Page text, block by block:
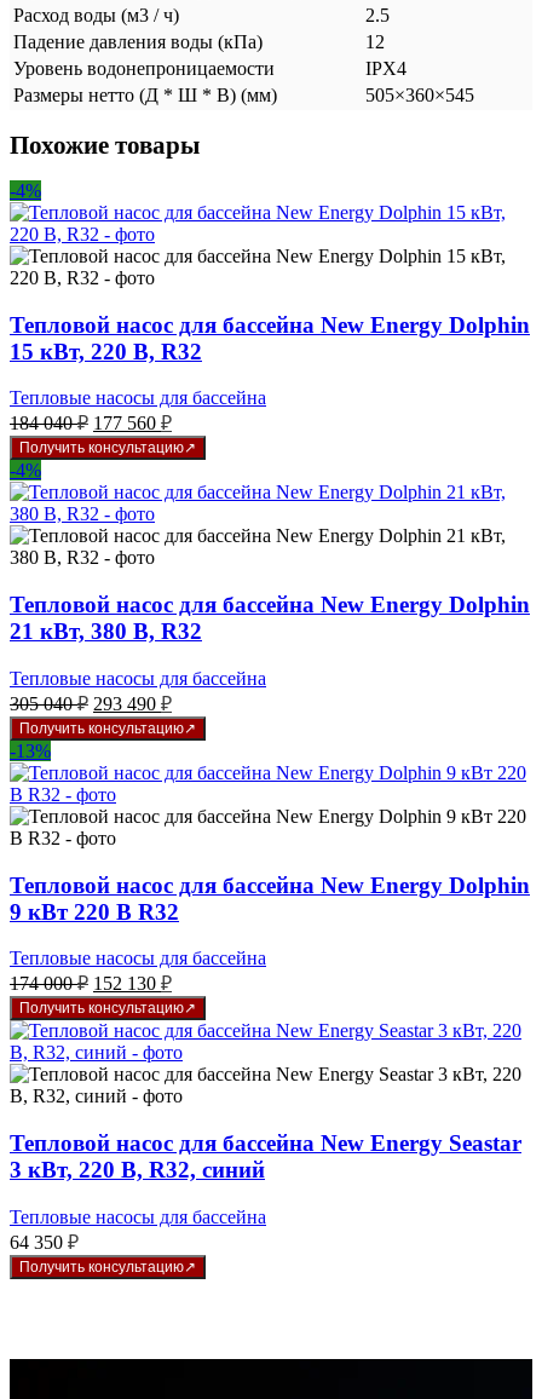
Расход воды (м3 / ч)
2.5
Падение давления воды (кПа)
12
Уровень водонепроницаемости
IPX4
Размеры нетто (Д * Ш * В) (мм)
505×360×545
Похожие товары
-4%
Тепловой насос для бассейна New Energy Dolphin
15 кВт, 220 В, R32
Тепловые насосы для бассейна
184 040₽ Первоначальная
цена
составляла
184
040 ₽.
177 560 ₽Текущая
цена:
177
560 ₽.
Получить консультацию
-4%
Тепловой насос для бассейна New Energy Dolphin
21 кВт, 380 В, R32
Тепловые насосы для бассейна
305 040₽ Первоначальная
цена
составляла
305
040 ₽.
293 490 ₽Текущая
цена:
293
490 ₽.
Получить консультацию
-13%
Тепловой насос для бассейна New Energy Dolphin
9 кВт 220 В R32
Тепловые насосы для бассейна
174 000₽ Первоначальная
цена
составляла
174
000 ₽.
152 130 ₽Текущая
цена:
152
130 ₽.
Получить консультацию
Тепловой насос для бассейна New Energy Seastar
3 кВт, 220 В, R32, синий
Тепловые насосы для бассейна
64 350 ₽
Получить консультацию